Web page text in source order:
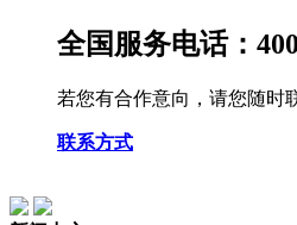
全国服务电话：
若您有合作意向，请您随时
联系方式